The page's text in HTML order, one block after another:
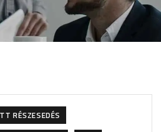
RÉSZESEDÉS